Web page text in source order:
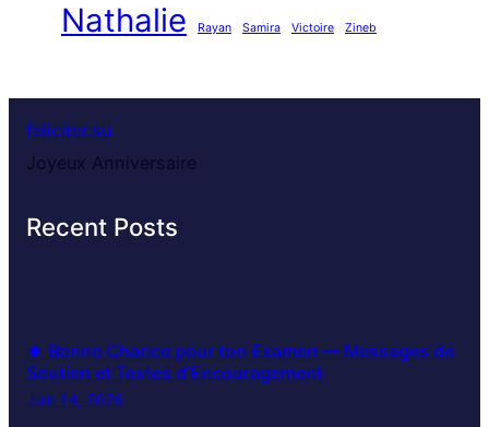
Nathalie Rayan Samira Victoire Zineb
feliciter.su
Joyeux Anniversaire
Recent Posts
🍀 Bonne Chance pour ton Examen — Messages de
Soutien et Textes d’Encouragement
Juin 14, 2026